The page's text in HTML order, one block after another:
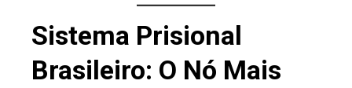
Sistema Prisional
Brasileiro: O Nó Mais